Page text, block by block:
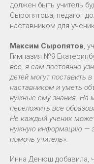
должен быть учитель
Сыропятова, педагог
наставником для
Максим Сыропятов ,
Гимназия №9
все, я сам постоянно
детей могут поставить
наставником и уметь
нужные ему знания. На
переложить все
Не каждый ученик
нужную информацию —
помочь учитель».
Инна Денюш добавила,